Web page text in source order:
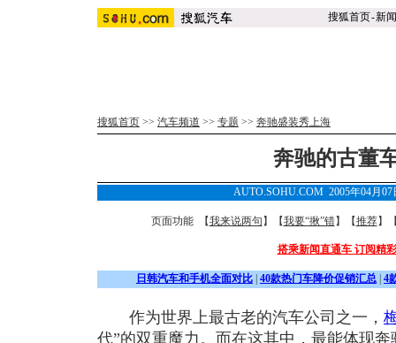
搜狐首页-新闻
搜狐首页 >> 汽车频道 >> 专题 >> 奔驰盛装秀上海
奔驰的古董
AUTO.SOHU.COM 2005年04月
页面功能 【我来说两句 】【我要“揪”错】【推荐】
搭乘新闻直通车 订阅精
日韩汽车和手机全面对比 40款热门车降价促销汇总 4
作为世界上最古老的汽车公司之一，
代”的双重魔力。而在这其中，最能体现